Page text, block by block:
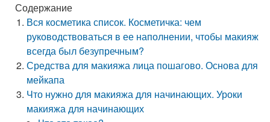
Содержание
Вся косметика список. Косметичка: чем
руководствоваться в ее наполнении, чтобы макияж
всегда был безупречным?
Средства для макияжа лица пошагово. Основа для
мейкапа
Что нужно для макияжа для начинающих. Уроки
макияжа для начинающих